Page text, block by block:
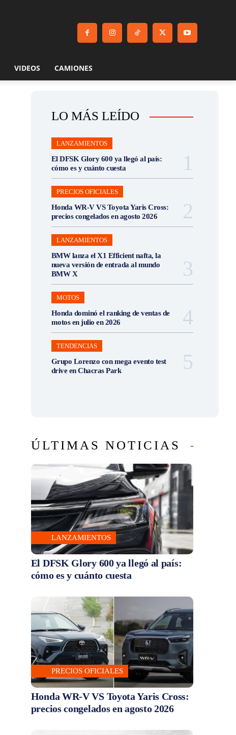
VIDEOS CAMIONES
LO MÁS LEÍDO
LANZAMIENTOS
El DFSK Glory 600 ya llegó al país:
cómo es y cuánto cuesta
PRECIOS OFICIALES
Honda WR-V VS Toyota Yaris Cross:
precios congelados en agosto 2026
LANZAMIENTOS
BMW lanza el X1 Efficient nafta, la
nueva versión de entrada al mundo
BMW X
MOTOS
Honda dominó el ranking de ventas de
motos en julio en 2026
TENDENCIAS
Grupo Lorenzo con mega evento test
drive en Chacras Park
ÚLTIMAS NOTICIAS
LANZAMIENTOS
El DFSK Glory 600 ya llegó al país:
cómo es y cuánto cuesta
PRECIOS OFICIALES
Honda WR-V VS Toyota Yaris Cross:
precios congelados en agosto 2026